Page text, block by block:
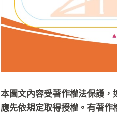
本圖文內容受著作權法保護，
應先依規定取得授權。有著作